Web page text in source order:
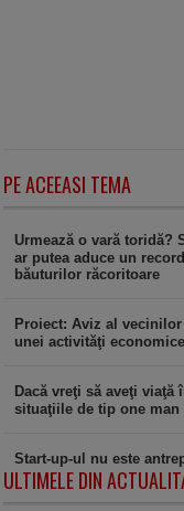
PE ACEEASI TEMA
Urmează o vară toridă?
ar putea aduce un
băuturilor răcoritoare
Proiect: Aviz al
unei activităţi
Dacă vreţi să aveţi viaţă
situaţiile de tip one man
Start-up-ul nu este
ULTIMELE DIN